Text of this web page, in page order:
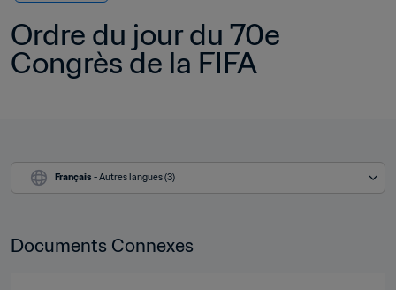
Ordre du jour du 70e
Congrès de la FIFA
Français - Autres langues (3)
Documents Connexes